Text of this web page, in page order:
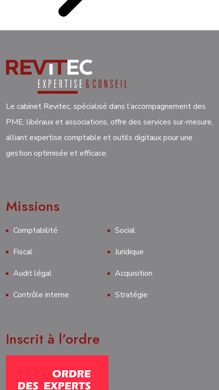
Le cabinet Revitec, spécialisé dans l’accompagnement des
PME, libéraux et associations, offre des services sur-mesure,
alliant expertise comptable et outils digitaux pour une
gestion optimisée et efficace.
Missions
Comptabilité
Social
Fiscal
Juridique
Audit légal
Acquisition
Contrôle interne
Stratégie
Inscrit à l'ordre